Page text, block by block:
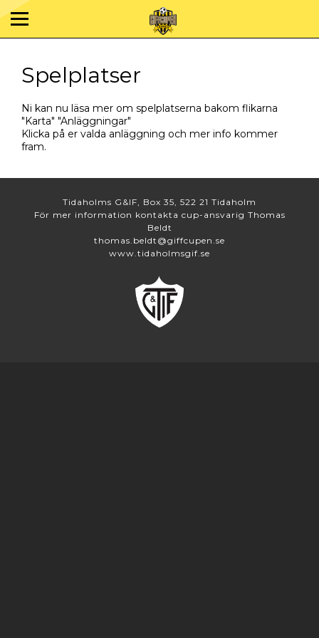
Spelplatser
Ni kan nu läsa mer om spelplatserna bakom flikarna
"Karta" "Anläggningar"
Klicka på er valda anläggning och mer info kommer
fram.
Tidaholms G&IF, Box 35, 522 21 Tidaholm
För mer information kontakta cup-ansvarig Thomas
Beldt
thomas.beldt@giffcupen.se
www.tidaholmsgif.se